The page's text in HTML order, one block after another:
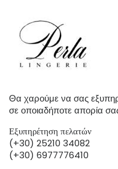
Θα χαρούμε να σας
σε οποιαδήποτε απορία
Εξυπηρέτηση πελατών
(+30) 25210 34082
(+30) 6977776410